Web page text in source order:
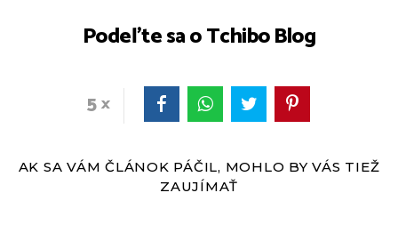
Podeľte sa o Tchibo Blog
5
AK SA VÁM ČLÁNOK PÁČIL, MOHLO BY VÁS TIEŽ
ZAUJÍMAŤ